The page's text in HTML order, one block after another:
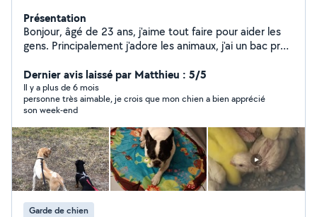
Présentation
Bonjour, âgé de 23 ans, j'aime tout faire pour aider les
gens. Principalement j'adore les animaux, j'ai un bac pro
Je ne possède pas d'autre animaux. Tout au long de ma
vie j'ai toujours été en contact avec les animaux,
notamment au lycée et chez mes parents qui en
possède énormément (lapin,poule,rongeur,cochon
d'Inde,chien,chat,poisson,perroquet,oiseaux).
Dernier avis laissé par Matthieu : 5/5
Il y a plus de 6 mois
personne très aimable, je crois que mon chien a bien apprécié
son week-end
Garde de chien